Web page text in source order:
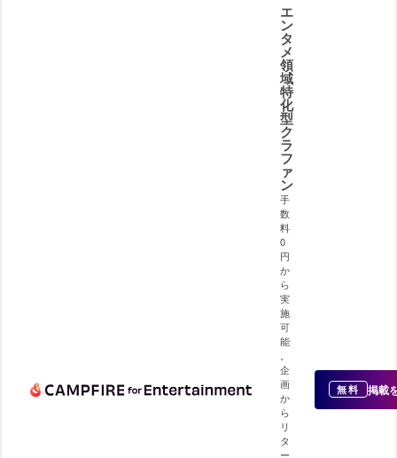
エ
ン
タ
メ
領
域
特
化
型
ク
ラ
フ
ァ
ン
手
数
料
0
円
か
ら
実
施
可
能
企
画
か
ら
リ
タ
ー
無料 掲載